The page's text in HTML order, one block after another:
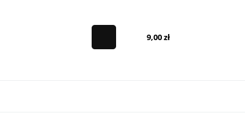
9,00 zł